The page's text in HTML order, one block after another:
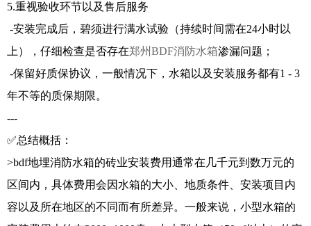
5.重视验收环节以及售后服务
-安装完成后，碧须进行满水试验（持续时间需在24小时以
上），仔细检查是否存在郑州BDF消防水箱渗漏问题；
-保留好质保协议，一般情况下，水箱以及安装服务都有1 - 3
年不等的质保期限。
---
✅总结概括：
>bdf地埋消防水箱的砖业安装费用通常在几千元到数万元的
区间内，具体费用会因水箱的大小、地质条件、安装项目内
容以及所在地区的不同而有所差异。一般来说，小型水箱的